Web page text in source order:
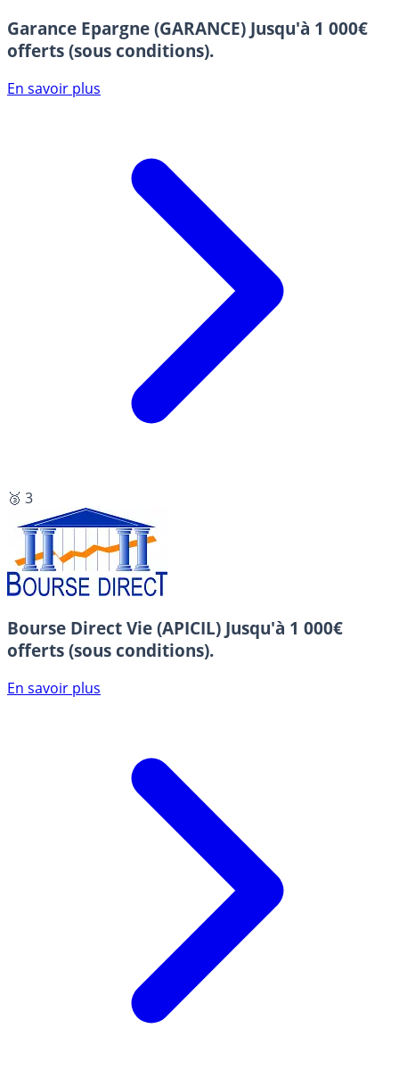
Garance Epargne (GARANCE) Jusqu'à 1 000€
offerts (sous conditions).
En savoir plus
🥉 3
Bourse Direct Vie (APICIL) Jusqu'à 1 000€
offerts (sous conditions).
En savoir plus